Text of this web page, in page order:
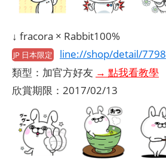
↓ fracora × Rabbit100%
JP 日本限定 line://shop/detail/7798
類型：加官方好友 → 點我看教學
欣賞期限：2017/02/13